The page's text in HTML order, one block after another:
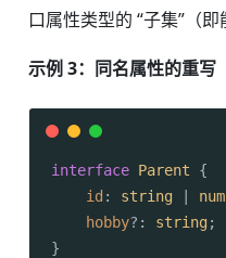
口属性类型的 “子集”（即
示例 3：同名属性的重写
interface Parent {
id : string
hobby?: string
}